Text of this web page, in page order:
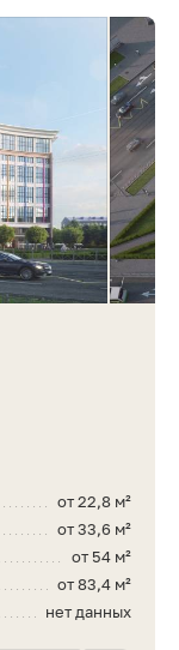
от 22,8 м²
от 33,6 м²
от 54 м²
от 83,4 м²
нет данных